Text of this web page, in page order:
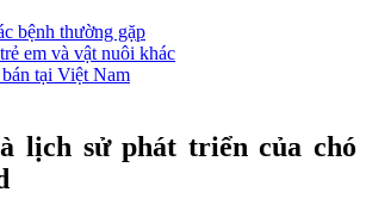
bệnh thường gặp
em và vật nuôi khác
tại Việt Nam
lịch sử phát triển của chó